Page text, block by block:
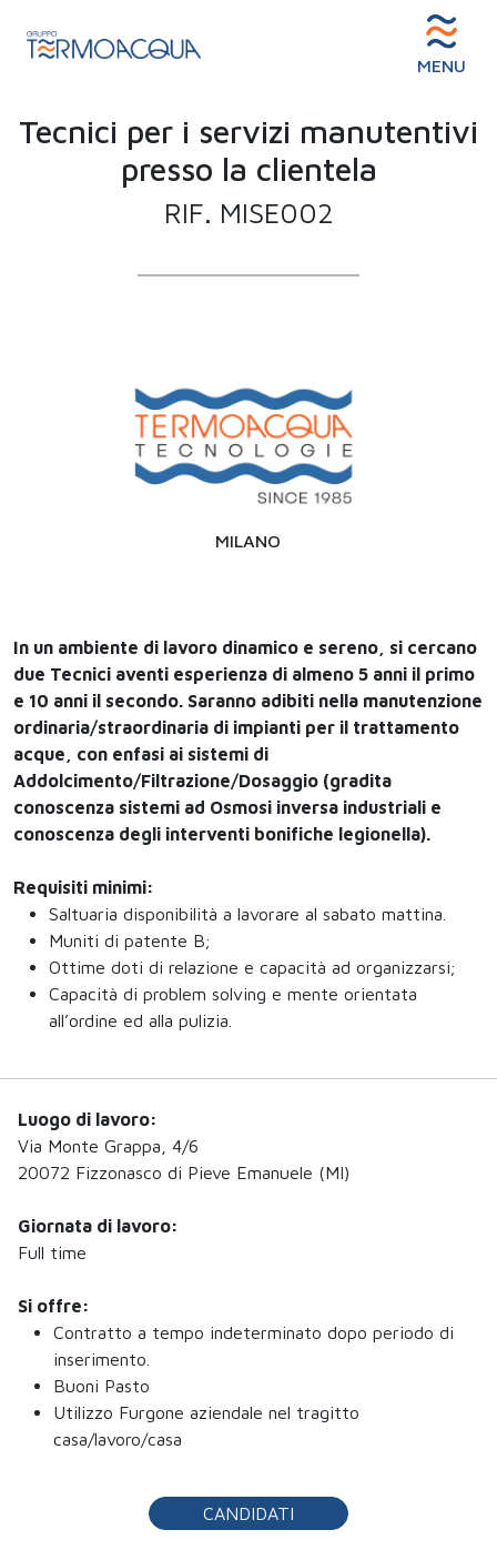
MENU
Tecnici per i servizi manutentivi
presso la clientela
RIF. MISE002
MILANO
In un ambiente di lavoro dinamico e sereno, si cercano
due Tecnici aventi esperienza di almeno 5 anni il primo
e 10 anni il secondo. Saranno adibiti nella manutenzione
ordinaria/straordinaria di impianti per il trattamento
acque, con enfasi ai sistemi di
Addolcimento/Filtrazione/Dosaggio (gradita
conoscenza sistemi ad Osmosi inversa industriali e
conoscenza degli interventi bonifiche legionella).
Requisiti minimi:
Saltuaria disponibilità a lavorare al sabato mattina.
Muniti di patente B;
Ottime doti di relazione e capacità ad organizzarsi;
Capacità di problem solving e mente orientata
all’ordine ed alla pulizia.
Luogo di lavoro:
Via Monte Grappa, 4/6
20072 Fizzonasco di Pieve Emanuele (MI)
Giornata di lavoro:
Full time
Si offre:
Contratto a tempo indeterminato dopo periodo di
inserimento.
Buoni Pasto
Utilizzo Furgone aziendale nel tragitto
casa/lavoro/casa
CANDIDATI